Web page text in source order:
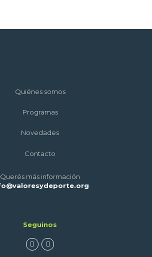
Quiénes somos
Programas
Novedades
Contacto
Querés más información
Seguinos